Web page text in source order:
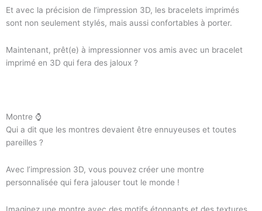
Et avec la précision de l’impression 3D, les bracelets imprimés
sont non seulement stylés, mais aussi confortables à porter.
Maintenant, prêt(e) à impressionner vos amis avec un bracelet
imprimé en 3D qui fera des jaloux ?
Montre ⌚
Qui a dit que les montres devaient être ennuyeuses et toutes
pareilles ?
Avec l’impression 3D, vous pouvez créer une montre
personnalisée qui fera jalouser tout le monde !
Imaginez une montre avec des motifs étonnants et des textures